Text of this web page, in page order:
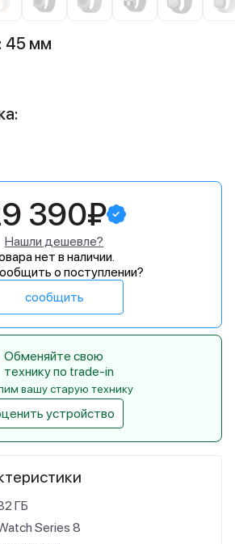
ГБ
Series 8
45 мм
390₽
Нашли дешевле?
нет в наличии.
о поступлении?
сообщить
Обменяйте свою
технику по trade-in
вашу старую технику
устройство